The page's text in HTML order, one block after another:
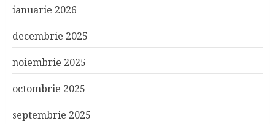
ianuarie 2026
decembrie 2025
noiembrie 2025
octombrie 2025
septembrie 2025